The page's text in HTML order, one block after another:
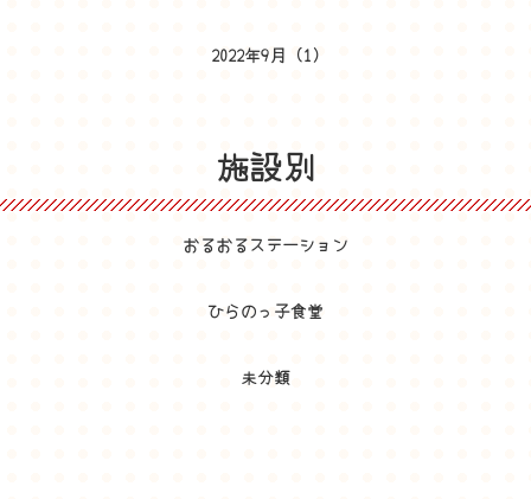
2022年9月 (1)
施設別
おるおるステーション
ひらのっ子食堂
未分類